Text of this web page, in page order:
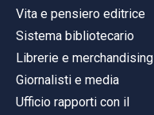
Vita e pensiero editrice
Sistema bibliotecario
Librerie e merchandising
Giornalisti e media
Ufficio rapporti con il